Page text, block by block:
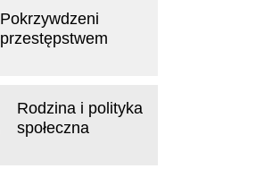
Pokrzywdzeni
przestępstwem
Rodzina i polityka
społeczna